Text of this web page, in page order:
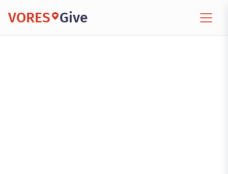
VORES Give